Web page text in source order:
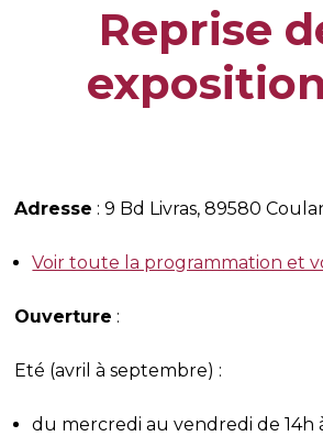
Reprise
Adresse : 9 Bd Livras, 89580
Voir toute la programmation et
Ouverture :
Eté (avril à septembre) :
du mercredi au vendredi de 14h